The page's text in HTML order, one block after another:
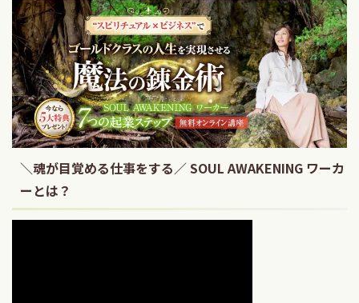
＼魂が目覚める仕事をする／ SOUL AWAKENING ワーカ
ーとは？